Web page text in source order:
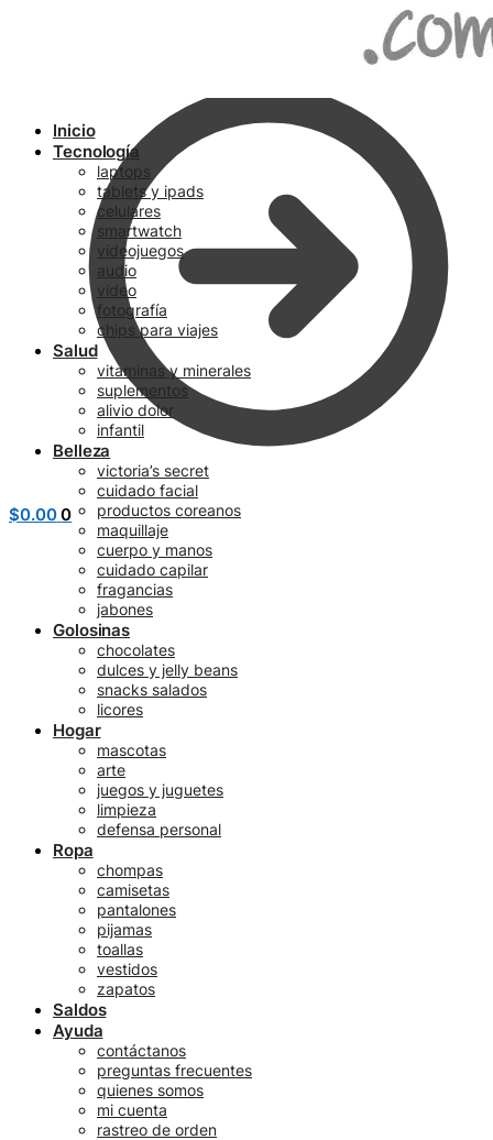
$0.00 0
Inicio
Tecnología
laptops
tablets y ipads
celulares
smartwatch
videojuegos
audio
video
fotografía
chips para viajes
Salud
vitaminas y minerales
suplementos
alivio dolor
infantil
Belleza
victoria’s secret
cuidado facial
productos coreanos
maquillaje
cuerpo y manos
cuidado capilar
fragancias
jabones
Golosinas
chocolates
dulces y jelly beans
snacks salados
licores
Hogar
mascotas
arte
juegos y juguetes
limpieza
defensa personal
Ropa
chompas
camisetas
pantalones
pijamas
toallas
vestidos
zapatos
Saldos
Ayuda
contáctanos
preguntas frecuentes
quienes somos
mi cuenta
rastreo de orden